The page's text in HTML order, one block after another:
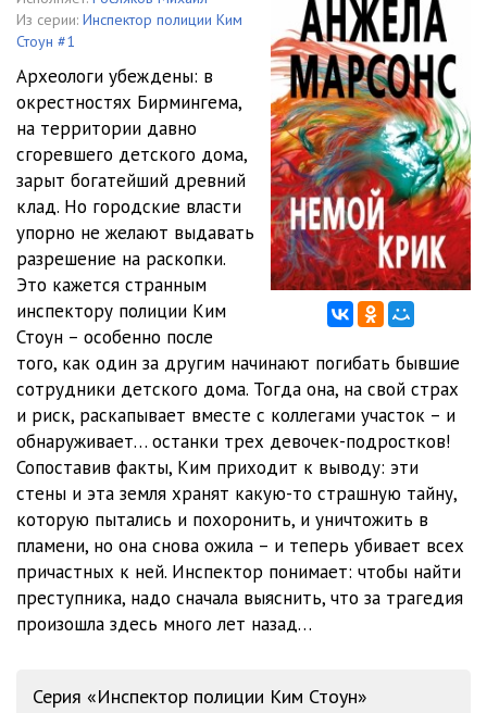
05_Nemoy krik 05:54
11:06
07_Nemoy krik 10:14
08_Nemoy krik 07:50
09_Nemoy krik 12:53
10_Nemoy krik 05:57
11_Nemoy krik 15:24
12_Nemoy krik
13_Nemoy krik 03:38
14_Nemoy krik 14:41
15_Nemoy krik 04:35
16_Nemoy krik 10:00
17_Nemoy krik 23:15
18_Nemoy krik 09:54
19_Nemoy krik
Из серии: Инспектор полиции Ким
Стоун #1
Археологи убеждены: в
окрестностях Бирмингема,
на территории давно
сгоревшего детского дома,
зарыт богатейший древний
клад. Но городские власти
упорно не желают выдавать
разрешение на раскопки.
Это кажется странным
инспектору полиции Ким
Стоун – особенно после
того, как один за другим начинают погибать бывшие
сотрудники детского дома. Тогда она, на свой страх
и риск, раскапывает вместе с коллегами участок – и
обнаруживает… останки трех девочек-подростков!
Сопоставив факты, Ким приходит к выводу: эти
стены и эта земля хранят какую-то страшную тайну,
которую пытались и похоронить, и уничтожить в
пламени, но она снова ожила – и теперь убивает всех
причастных к ней. Инспектор понимает: чтобы найти
преступника, надо сначала выяснить, что за трагедия
произошла здесь много лет назад…
Серия «Инспектор полиции Ким Стоун»